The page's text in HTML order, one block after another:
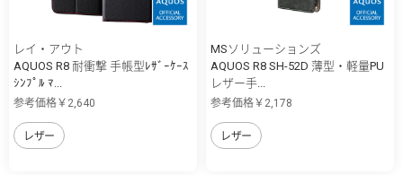
レイ・アウト
AQUOS R8 耐衝撃 手帳型ﾚｻﾞｰｹｰｽ
ｼﾝﾌﾟﾙ ﾏ...
参考価格￥2,640
レザー
MSソリューションズ
AQUOS R8 SH-52D 薄型・軽量PU
レザー手...
参考価格￥2,178
レザー